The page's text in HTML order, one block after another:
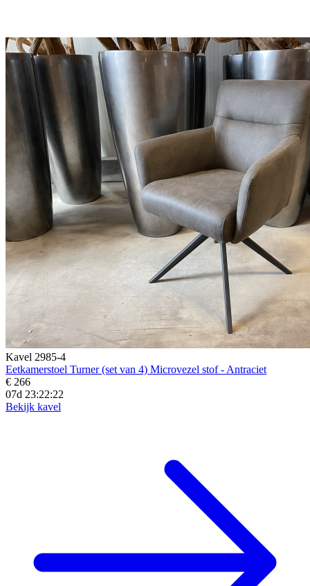
Kavel 2985-4
Eetkamerstoel Turner (set van 4) Microvezel stof - Antraciet
€ 266
07d 23:22:20
Bekijk kavel